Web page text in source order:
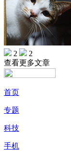
2
2
查看更多文章
首页
专题
科技
手机